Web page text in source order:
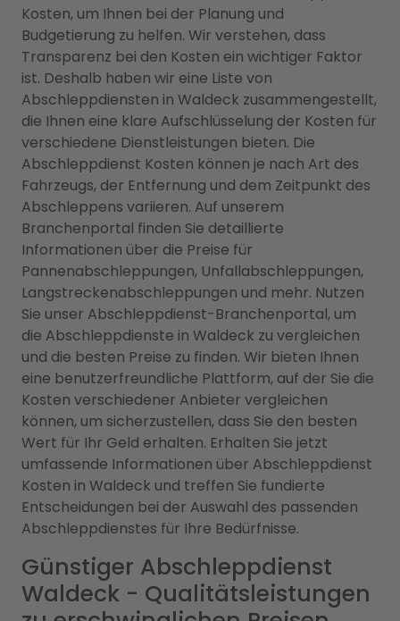
Kosten, um Ihnen bei der Planung und
Budgetierung zu helfen. Wir verstehen, dass
Transparenz bei den Kosten ein wichtiger Faktor
ist. Deshalb haben wir eine Liste von
Abschleppdiensten in Waldeck zusammengestellt,
die Ihnen eine klare Aufschlüsselung der Kosten für
verschiedene Dienstleistungen bieten. Die
Abschleppdienst Kosten können je nach Art des
Fahrzeugs, der Entfernung und dem Zeitpunkt des
Abschleppens variieren. Auf unserem
Branchenportal finden Sie detaillierte
Informationen über die Preise für
Pannenabschleppungen, Unfallabschleppungen,
Langstreckenabschleppungen und mehr. Nutzen
Sie unser Abschleppdienst-Branchenportal, um
die Abschleppdienste in Waldeck zu vergleichen
und die besten Preise zu finden. Wir bieten Ihnen
eine benutzerfreundliche Plattform, auf der Sie die
Kosten verschiedener Anbieter vergleichen
können, um sicherzustellen, dass Sie den besten
Wert für Ihr Geld erhalten. Erhalten Sie jetzt
umfassende Informationen über Abschleppdienst
Kosten in Waldeck und treffen Sie fundierte
Entscheidungen bei der Auswahl des passenden
Abschleppdienstes für Ihre Bedürfnisse.
Günstiger Abschleppdienst
Waldeck - Qualitätsleistungen